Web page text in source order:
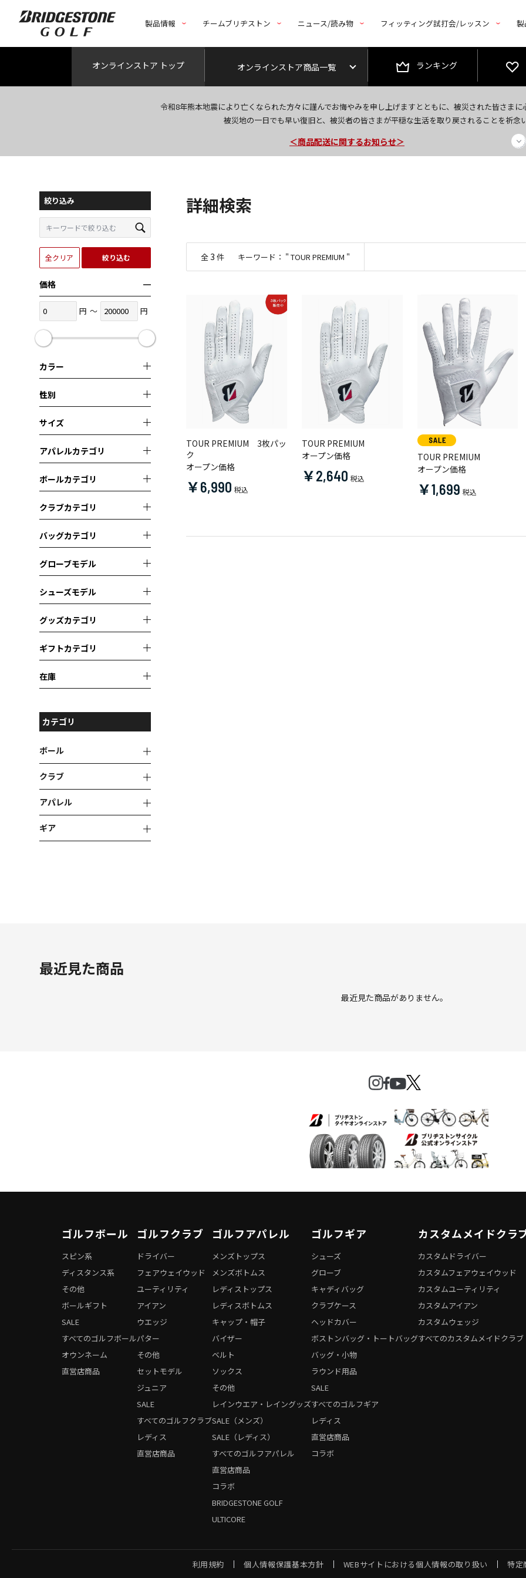
製品情報 チームブリヂストン ニュース/読み物 フィッティング試打会/レッスン
オンラインストア トップ オンラインストア商品一覧 ランキング
令和8年熊本地震により亡くなられた方々に謹んでお悔やみを申し上げますとともに、被災された皆さま
被災地の一日でも早い復旧と、被災者の皆さまが平穏な生活を取り戻されることを祈念
今なら新規会員登録で1,000円OFFクーポンプレゼント！
＜商品配送に関するお知らせ＞
＜夏季休暇中のご注文・発送・お問い合わせ＞
絞り込み
全クリア 絞り込む
価格
円 ～ 円
カラー
性別
サイズ
アパレルカテゴリ
ボールカテゴリ
クラブカテゴリ
バッグカテゴリ
グローブモデル
シューズモデル
グッズカテゴリ
ギフトカテゴリ
在庫
カテゴリ
ボール
クラブ
アパレル
ギア
詳細検索
全3 件 キーワード： " TOUR PREMIUM "
TOUR PREMIUM 3枚パッ
ク
オープン価格
￥6,990
TOUR PREMIUM
オープン価格
￥2,640
TOUR PREMIUM
オープン価格
￥1,699
最近見た商品
最近見た商品がありません。
ゴルフボール
オウンネーム
直営店商品
スピン系
ディスタンス系
その他
ボールギフト
SALE
すべてのゴルフボール
ゴルフクラブ
レディス
直営店商品
ドライバー
フェアウェイウッド
ユーティリティ
アイアン
ウエッジ
パター
その他
セットモデル
ジュニア
SALE
すべてのゴルフクラブ
ゴルフアパレル
直営店商品
コラボ
BRIDGESTONE GOLF
ULTICORE
メンズトップス
メンズボトムス
レディストップス
レディスボトムス
キャップ・帽子
バイザー
ベルト
ソックス
その他
レインウエア・レイングッズ
SALE（メンズ）
SALE（レディス）
すべてのゴルフアパレル
ゴルフギア
レディス
直営店商品
コラボ
シューズ
グローブ
キャディバッグ
クラブケース
ヘッドカバー
ボストンバッグ・トートバッグ
バッグ・小物
ラウンド用品
SALE
すべてのゴルフギア
カスタムメイドクラ
カスタムドライバー
カスタムフェアウェイウッド
カスタムユーティリティ
カスタムアイアン
カスタムウェッジ
すべてのカスタムメイドクラブ
利用規約 個人情報保護基本方針 WEBサイトにおける個人情報の取り扱い 特定